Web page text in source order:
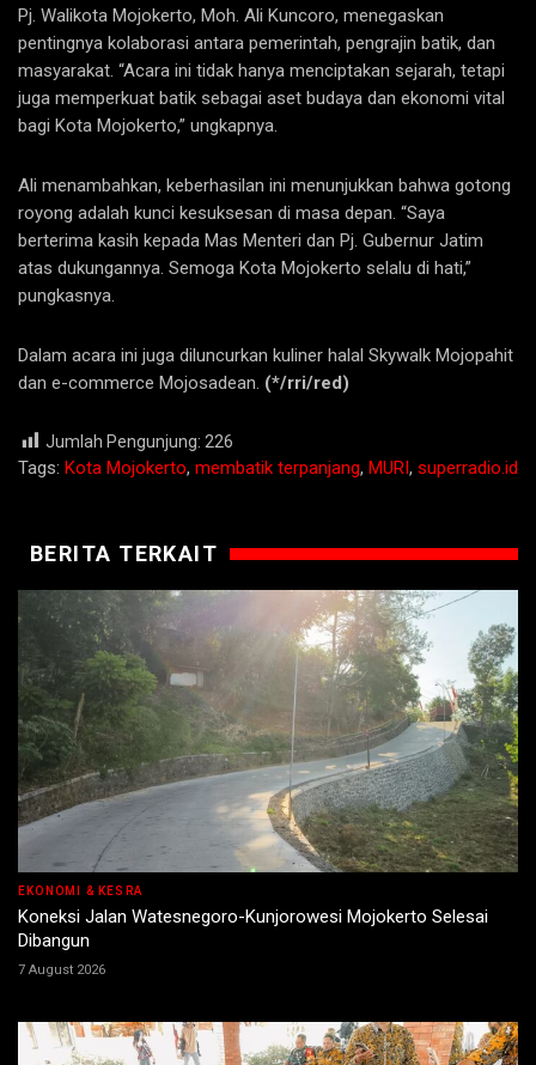
Pj. Walikota Mojokerto, Moh. Ali Kuncoro, menegaskan
pentingnya kolaborasi antara pemerintah, pengrajin batik, dan
masyarakat. “Acara ini tidak hanya menciptakan sejarah, tetapi
juga memperkuat batik sebagai aset budaya dan ekonomi vital
bagi Kota Mojokerto,” ungkapnya.
Ali menambahkan, keberhasilan ini menunjukkan bahwa gotong
royong adalah kunci kesuksesan di masa depan. “Saya
berterima kasih kepada Mas Menteri dan Pj. Gubernur Jatim
atas dukungannya. Semoga Kota Mojokerto selalu di hati,”
pungkasnya.
Dalam acara ini juga diluncurkan kuliner halal Skywalk Mojopahit
dan e-commerce Mojosadean. (*/rri/red)
Jumlah Pengunjung: 226
Tags: Kota Mojokerto, membatik terpanjang, MURI , superradio.id
BERITA TERKAIT
EKONOMI & KESRA
Koneksi Jalan Watesnegoro-Kunjorowesi Mojokerto Selesai
Dibangun
7 August 2026